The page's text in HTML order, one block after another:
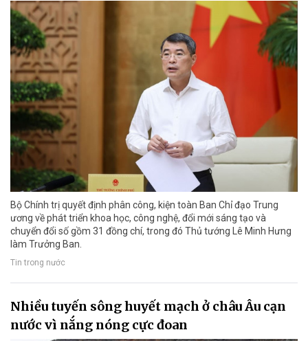
Bộ Chính trị quyết định phân công, kiện toàn Ban Chỉ đạo Trung
ương về phát triển khoa học, công nghệ, đổi mới sáng tạo và
chuyển đổi số gồm 31 đồng chí, trong đó Thủ tướng Lê Minh Hưng
làm Trưởng Ban.
Tin trong nước
Nhiều tuyến sông huyết mạch ở châu Âu cạn
nước vì nắng nóng cực đoan